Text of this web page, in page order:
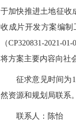
于加快推进土地征收
收成片开发方案编制
（CP320831-2021-
将方案主要内容向社
征求意见时间为
然资源和规划局联系。
联系人：陈怡